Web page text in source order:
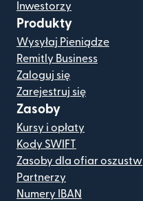
Inwestorzy
Produkty
Wysyłaj Pieniądze
Remitly Business
Zaloguj się
Zarejestruj się
Zasoby
Kursy i opłaty
Kody SWIFT
Zasoby dla ofiar oszustw
Partnerzy
Numery IBAN